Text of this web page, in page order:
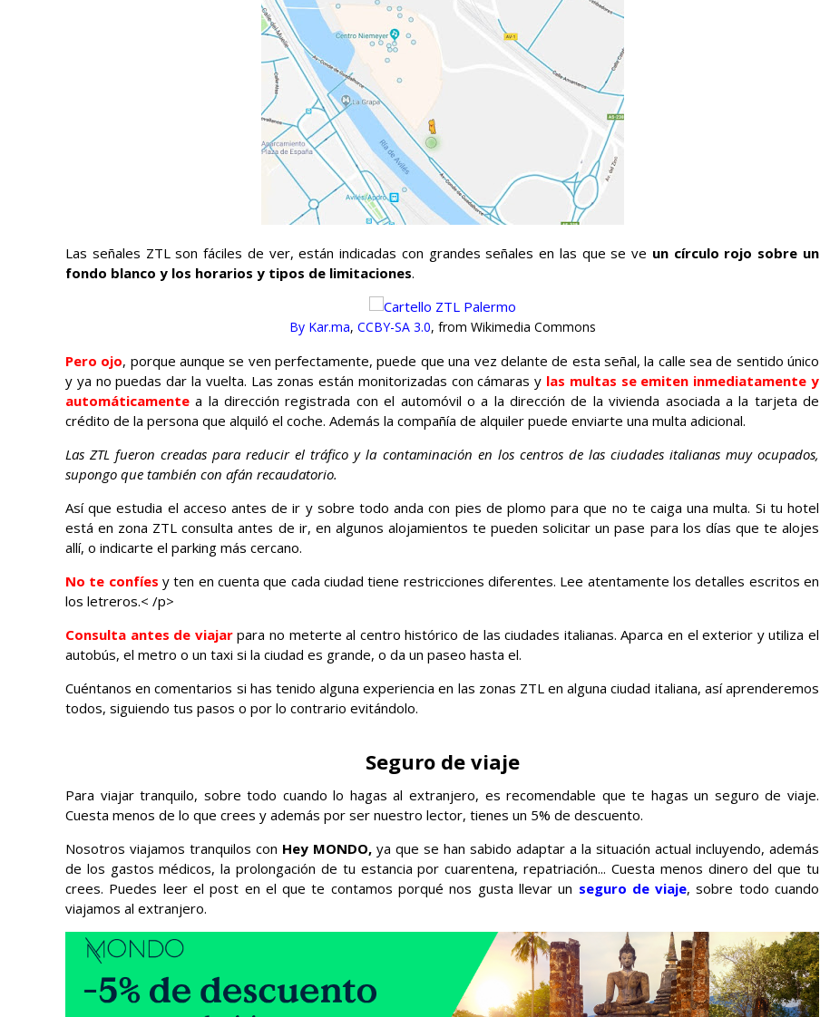
Las señales ZTL son fáciles de ver, están indicadas con grandes señales en las que se ve un círculo rojo sobre un
fondo blanco y los horarios y tipos de limitaciones.
By Kar.ma, CCBY-SA 3.0, from Wikimedia Commons
Pero ojo, porque aunque se ven perfectamente, puede que una vez delante de esta señal, la calle sea de sentido único
y ya no puedas dar la vuelta. Las zonas están monitorizadas con cámaras y las multas se emiten inmediatamente y
automáticamente a la dirección registrada con el automóvil o a la dirección de la vivienda asociada a la tarjeta de
crédito de la persona que alquiló el coche. Además la compañía de alquiler puede enviarte una multa adicional.
Las ZTL fueron creadas para reducir el tráfico y la contaminación en los centros de las ciudades italianas muy ocupados,
supongo que también con afán recaudatorio.
Así que estudia el acceso antes de ir y sobre todo anda con pies de plomo para que no te caiga una multa. Si tu hotel
está en zona ZTL consulta antes de ir, en algunos alojamientos te pueden solicitar un pase para los días que te alojes
allí, o indicarte el parking más cercano.
No te confíes y ten en cuenta que cada ciudad tiene restricciones diferentes. Lee atentamente los detalles escritos en
los letreros.< /p>
Consulta antes de viajarpara no meterte al centro histórico de las ciudades italianas. Aparca en el exterior y utiliza el
autobús, el metro o un taxi si la ciudad es grande, o da un paseo hasta el.
Cuéntanos en comentarios si has tenido alguna experiencia en las zonas ZTL en alguna ciudad italiana, así aprenderemos
todos, siguiendo tus pasos o por lo contrario evitándolo.
Seguro de viaje
Para viajar tranquilo, sobre todo cuando lo hagas al extranjero, es recomendable que te hagas un seguro de viaje.
Cuesta menos de lo que crees y además por ser nuestro lector, tienes un 5% de descuento.
Nosotros viajamos tranquilos con Hey MONDO, ya que se han sabido adaptar a la situación actual incluyendo, además
de los gastos médicos, la prolongación de tu estancia por cuarentena, repatriación... Cuesta menos dinero del que tu
crees. Puedes leer el post en el que te contamos porqué nos gusta llevar un seguro de viaje, sobre todo cuando
viajamos al extranjero.